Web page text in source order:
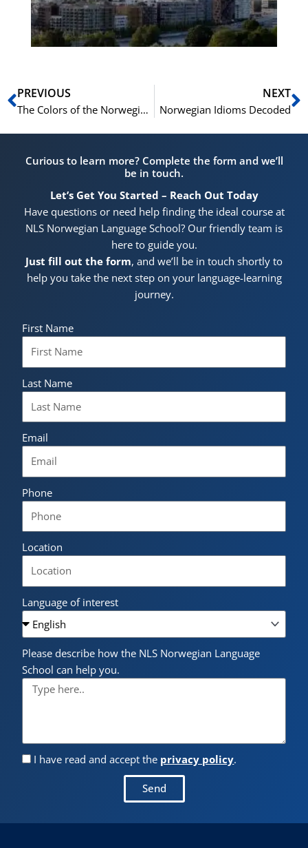
Prev
PREVIOUS
The Colors of the Norwegian Language: Norwegian Idioms that Paint Pictures with Words
NEXT
Norwegian Idioms Decoded
Curious to learn more? Complete the form and we’ll
be in touch.
Let’s Get You Started – Reach Out Today
Have questions or need help finding the ideal course at
NLS Norwegian Language School? Our friendly team is
here to guide you.
Just fill out the form, and we’ll be in touch shortly to
help you take the next step on your language-learning
journey.
First Name
Last Name
Email
Phone
Location
Language of interest
Please describe how the NLS Norwegian Language
School can help you.
I have read and accept the privacy policy.
Send